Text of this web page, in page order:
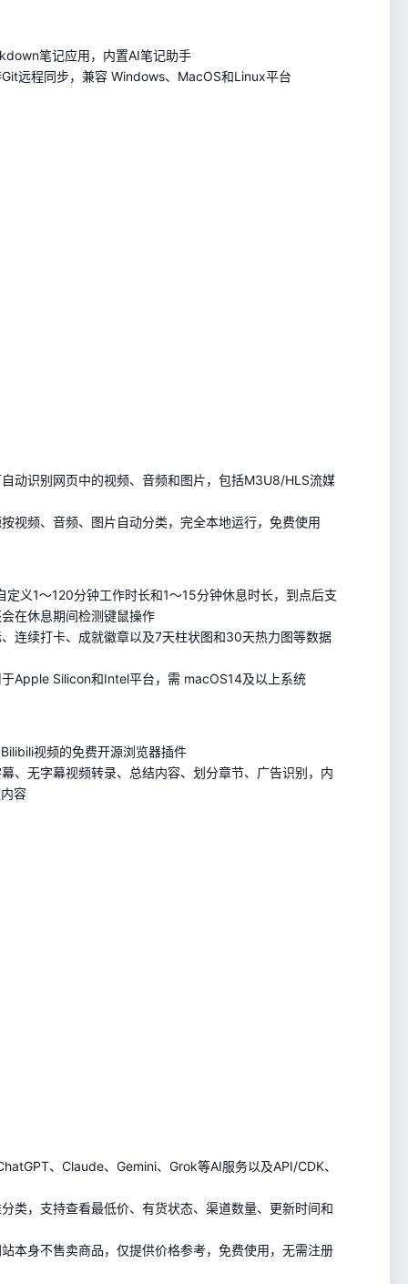
笔记应用，内置AI笔记助手
远程同步，兼容 Windows、MacOS和Linux平台
动识别网页中的视频、音频和图片，包括M3U8/HLS流媒
视频、音频、图片自动分类，完全本地运行，免费使用
义1～120分钟工作时长和1～15分钟休息时长，到点后支
在休息期间检测键鼠操作
连续打卡、成就徽章以及7天柱状图和30天热力图等数据
Apple Silicon和Intel平台，需 macOS14及以上系统
视频的免费开源浏览器插件
、无字幕视频转录、总结内容、划分章节、广告识别，内
容
、Claude、Gemini、Grok等AI服务以及API/CDK、
类，支持查看最低价、有货状态、渠道数量、更新时间和
本身不售卖商品，仅提供价格参考，免费使用，无需注册